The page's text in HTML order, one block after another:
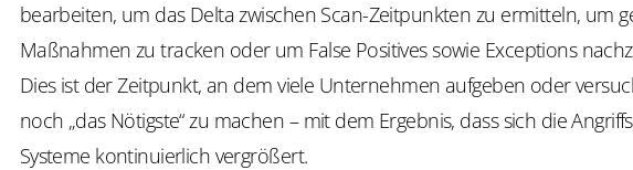
bearbeiten, um das Delta zwischen Scan-Zeitpunkten zu ermitteln, um
Maßnahmen zu tracken oder um False Positives sowie Exceptions
Dies ist der Zeitpunkt, an dem viele Unternehmen aufgeben oder
noch „das Nötigste“ zu machen – mit dem Ergebnis, dass sich die
Systeme kontinuierlich vergrößert.